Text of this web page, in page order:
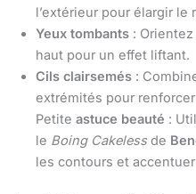
l’extérieur pour élargir le
Yeux tombants :
haut pour un effet liftant.
Cils clairsemés :
extrémités pour renforcer
Petite astuce beauté :
le Boing Cakelessde
les contours et